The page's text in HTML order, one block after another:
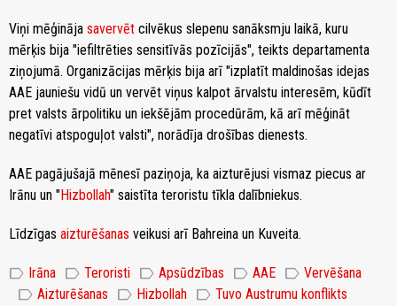
Viņi mēģināja savervēt cilvēkus slepenu sanāksmju laikā, kuru
mērķis bija "iefiltrēties sensitīvās pozīcijās", teikts departamenta
ziņojumā. Organizācijas mērķis bija arī "izplatīt maldinošas idejas
AAE jauniešu vidū un vervēt viņus kalpot ārvalstu interesēm, kūdīt
pret valsts ārpolitiku un iekšējām procedūrām, kā arī mēģināt
negatīvi atspoguļot valsti", norādīja drošības dienests.
AAE pagājušajā mēnesī paziņoja, ka aizturējusi vismaz piecus ar
Irānu un "Hizbollah" saistīta teroristu tīkla dalībniekus.
Līdzīgas aizturēšanas veikusi arī Bahreina un Kuveita.
label Irāna label Teroristi label Apsūdzības label AAE label Vervēšana
label Aizturēšanas label Hizbollah label Tuvo Austrumu konflikts